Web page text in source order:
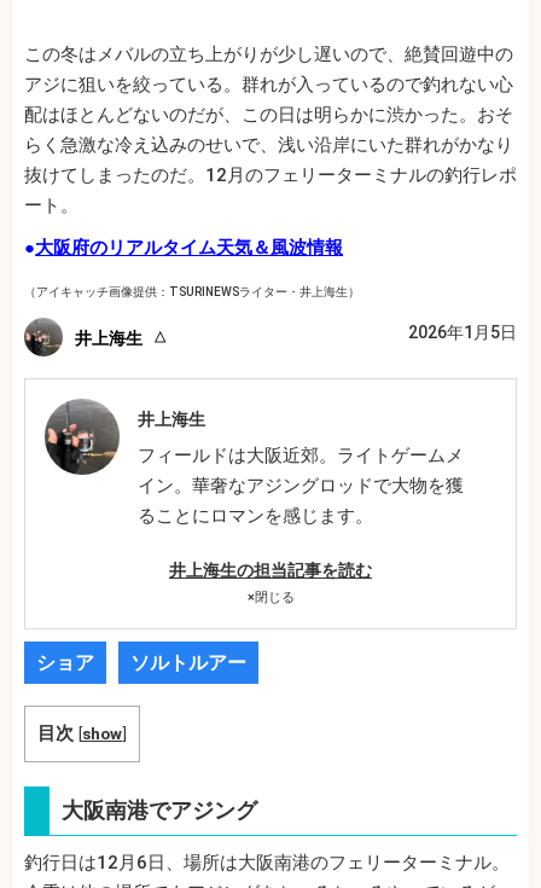
この冬はメバルの立ち上がりが少し遅いので、絶賛回遊中の
アジに狙いを絞っている。群れが入っているので釣れない心
配はほとんどないのだが、この日は明らかに渋かった。おそ
らく急激な冷え込みのせいで、浅い沿岸にいた群れがかなり
抜けてしまったのだ。12月のフェリーターミナルの釣行レポ
ート。
●大阪府のリアルタイム天気＆風波情報
（アイキャッチ画像提供：TSURINEWSライター・井上海生）
井上海生 2026年1月5日
井上海生
フィールドは大阪近郊。ライトゲームメ
イン。華奢なアジングロッドで大物を獲
ることにロマンを感じます。
井上海生の担当記事を読む
×閉じる
ショア ソルトルアー
目次 [show]
大阪南港でアジング
釣行日は12月6日、場所は大阪南港のフェリーターミナル。